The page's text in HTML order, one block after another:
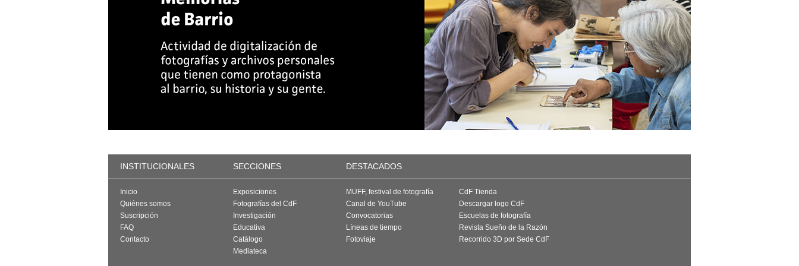
INSTITUCIONALES SECCIONES DESTACADOS
Inicio
Quiénes somos
Suscripción
FAQ
Contacto
Exposiciones
Fotografías del CdF
Investigación
Educativa
Catálogo
Mediateca
MUFF, festival de fotografía
Canal de YouTube
Convocatorias
Líneas de tiempo
Fotoviaje
CdF Tienda
Descargar logo CdF
Escuelas de fotografía
Revista Sueño de la Razón
Recorrido 3D por Sede CdF